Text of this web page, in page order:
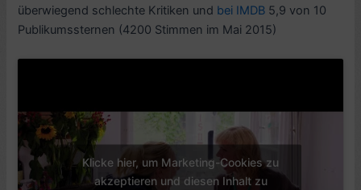
überwiegend schlechte Kritiken und bei IMDB 5,9 von 10
Publikumssternen (4200 Stimmen im Mai 2015)
Klicke hier, um Marketing-Cookies zu
akzeptieren und diesen Inhalt zu